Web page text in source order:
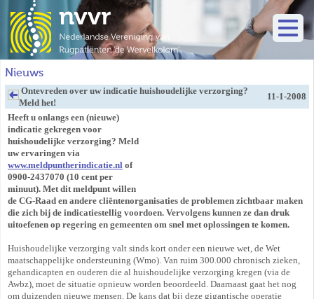
Nieuws
Ontevreden over uw indicatie huishoudelijke verzorging?
Meld het!
11-1-2008
Heeft u onlangs een (nieuwe)
indicatie gekregen voor
huishoudelijke verzorging? Meld
uw ervaringen via
www.meldpuntherindicatie.nl of
0900-2437070 (10 cent per
minuut). Met dit meldpunt willen
de CG-Raad en andere cliëntenorganisaties de problemen zichtbaar maken
die zich bij de indicatiestellig voordoen. Vervolgens kunnen ze dan druk
uitoefenen op regering en gemeenten om snel met oplossingen te komen.
Huishoudelijke verzorging valt sinds kort onder een nieuwe wet, de Wet
maatschappelijke ondersteuning (Wmo). Van ruim 300.000 chronisch zieken,
gehandicapten en ouderen die al huishoudelijke verzorging kregen (via de
Awbz), moet de situatie opnieuw worden beoordeeld. Daarnaast gaat het nog
om duizenden nieuwe mensen. De kans dat bij deze gigantische operatie